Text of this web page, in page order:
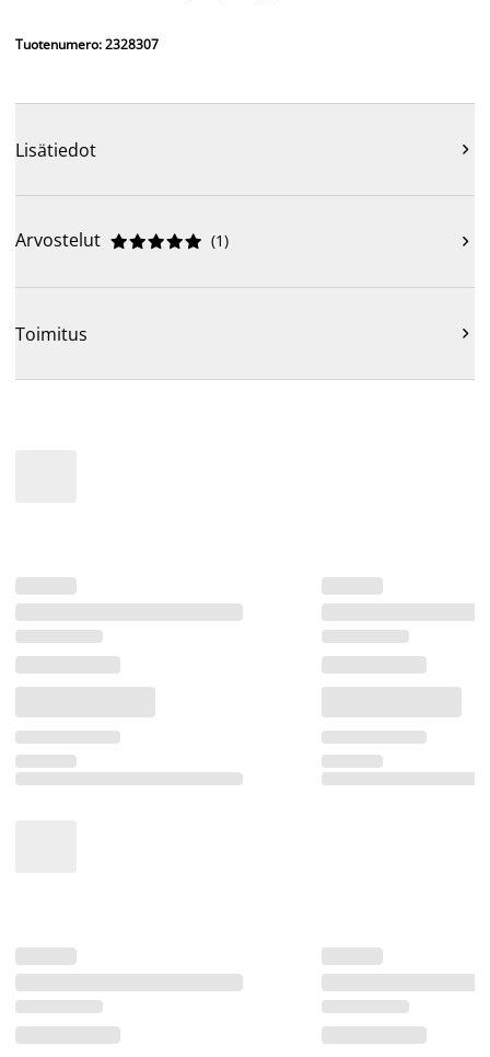
Tuotenumero: 2328307
Lisätiedot 
Arvostelut 




 (1) 
Toimitus 